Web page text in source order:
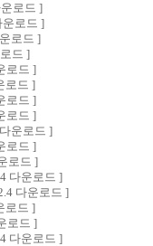
로드 ]
운로드 ]
로드 ]
드 ]
로드 ]
로드 ]
로드 ]
로드 ]
운로드 ]
로드 ]
로드 ]
다운로드 ]
다운로드 ]
로드 ]
로드 ]
다운로드 ]